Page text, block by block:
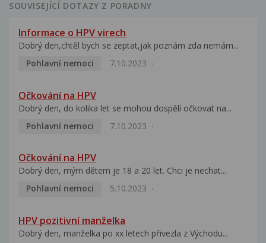
SOUVISEJÍCÍ DOTAZY Z PORADNY
Informace o HPV virech
Dobrý den,chtěl bych se zeptat,jak poznám zda nemám...
Pohlavní nemoci
7.10.2023
Očkování na HPV
Dobrý den, do kolika let se mohou dospělí očkovat na...
Pohlavní nemoci
7.10.2023
Očkování na HPV
Dobrý den, mým dětem je 18 a 20 let. Chci je nechat...
Pohlavní nemoci
5.10.2023
HPV pozitivní manželka
Dobrý den, manželka po xx letech přivezla z Východu...